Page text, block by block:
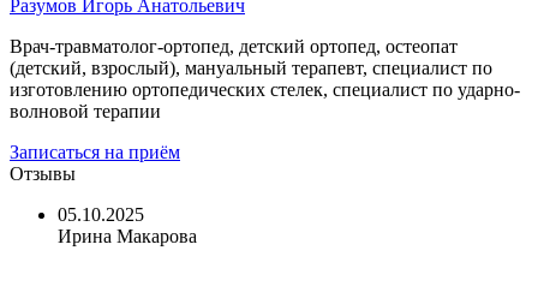
Разумов Игорь Анатольевич
Врач-травматолог-ортопед, детский ортопед, остеопат
(детский, взрослый), мануальный терапевт, специалист по
изготовлению ортопедических стелек, специалист по ударно-
волновой терапии
Записаться на приём
Отзывы
05.10.2025
Ирина Макарова